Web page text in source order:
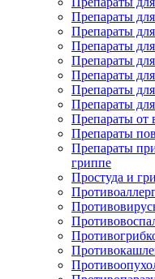
Препараты
Препараты
Препараты
Препараты
Препараты
Препараты
Препараты
Препараты от
Препараты
Препараты
гриппе
Простуда и